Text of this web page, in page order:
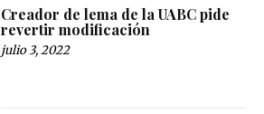
Creador de lema de la UABC pide
revertir modificación
julio 3, 2022